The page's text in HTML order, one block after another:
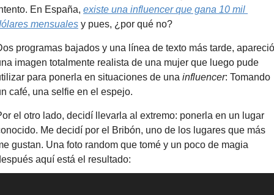
En España, existe una influencer que gana 10 mil
mensuales y pues, ¿por qué no?
programas bajados y una línea de texto más tarde, apareció
imagen totalmente realista de una mujer que luego pude
para ponerla en situaciones de una influencer: Tomando
café, una selfie en el espejo.
el otro lado, decidí llevarla al extremo: ponerla en un lugar
Me decidí por el Bribón, uno de los lugares que más
gustan. Una foto random que tomé y un poco de magia
aquí está el resultado: